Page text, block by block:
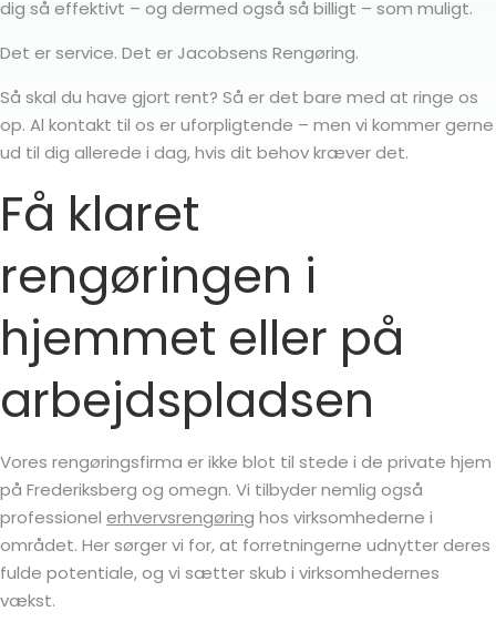
dig så effektivt – og dermed også så billigt – som muligt.
Det er service. Det er Jacobsens Rengøring.
Så skal du have gjort rent? Så er det bare med at ringe os
op. Al kontakt til os er uforpligtende – men vi kommer gerne
ud til dig allerede i dag, hvis dit behov kræver det.
Få klaret
rengøringen i
hjemmet eller på
arbejdspladsen
Vores rengøringsfirma er ikke blot til stede i de private hjem
på Frederiksberg og omegn. Vi tilbyder nemlig også
professionel erhvervsrengøring hos virksomhederne i
området. Her sørger vi for, at forretningerne udnytter deres
fulde potentiale, og vi sætter skub i virksomhedernes
vækst.